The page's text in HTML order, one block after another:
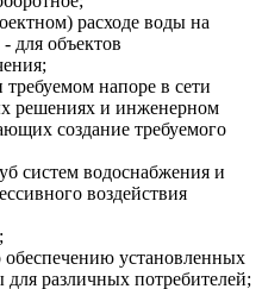
расходе воды на
для объектов
напоре в сети
решениях и инженерном
создание требуемого
систем водоснабжения и
воздействия
установленных
для различных потребителей;